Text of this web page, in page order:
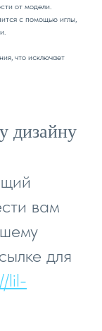
от модели.
с помощью иглы,
что исключает
дизайну
вам
для
lil-